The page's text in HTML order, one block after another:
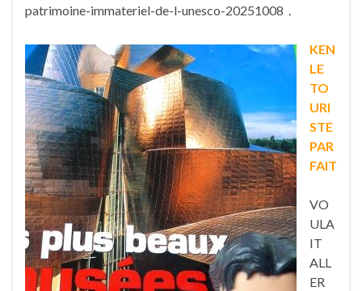
patrimoine-immateriel-de-l-unesco-20251008 .
KEN
LE
TO
URI
STE
PAR
FAIT
VO
ULA
IT
ALL
ER